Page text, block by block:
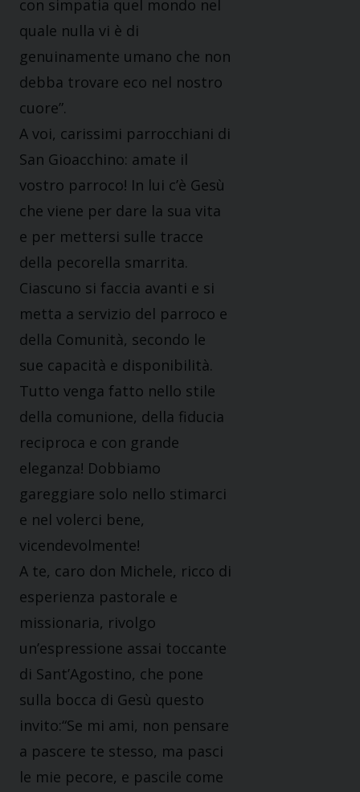
con simpatia quel mondo nel
quale nulla vi è di
genuinamente umano che non
debba trovare eco nel nostro
cuore”.
A voi, carissimi parrocchiani di
San Gioacchino: amate il
vostro parroco! In lui c’è Gesù
che viene per dare la sua vita
e per mettersi sulle tracce
della pecorella smarrita.
Ciascuno si faccia avanti e si
metta a servizio del parroco e
della Comunità, secondo le
sue capacità e disponibilità.
Tutto venga fatto nello stile
della comunione, della fiducia
reciproca e con grande
eleganza! Dobbiamo
gareggiare solo nello stimarci
e nel volerci bene,
vicendevolmente!
A te, caro don Michele, ricco di
esperienza pastorale e
missionaria, rivolgo
un’espressione assai toccante
di Sant’Agostino, che pone
sulla bocca di Gesù questo
invito:“Se mi ami, non pensare
a pascere te stesso, ma pasci
le mie pecore, e pascile come